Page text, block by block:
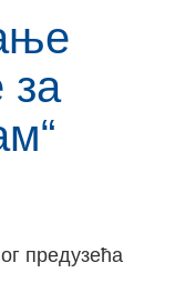
за
предузећа